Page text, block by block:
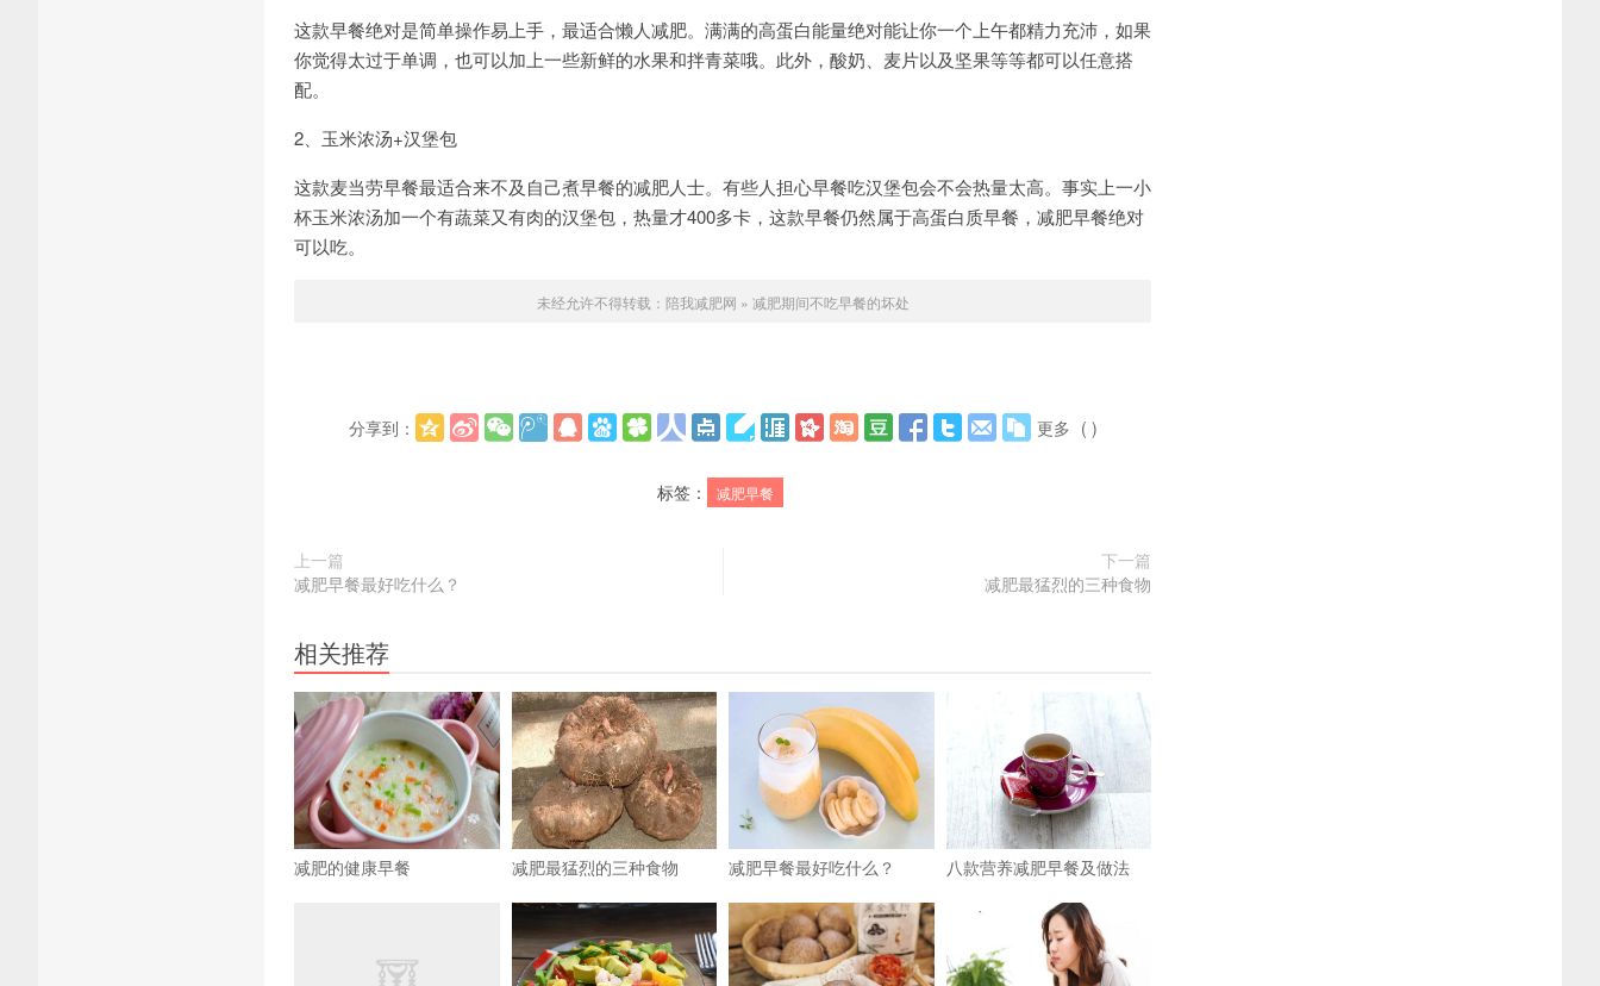
这款早餐绝对是简单操作易上手，最适合懒人减肥。满满的高蛋白能量绝对能让你一个上午都精力充沛，如果
你觉得太过于单调，也可以加上一些新鲜的水果和拌青菜哦。此外，酸奶、麦片以及坚果等等都可以任意搭
配。
2、玉米浓汤+汉堡包
这款麦当劳早餐最适合来不及自己煮早餐的减肥人士。有些人担心早餐吃汉堡包会不会热量太高。事实上一小
杯玉米浓汤加一个有蔬菜又有肉的汉堡包，热量才400多卡，这款早餐仍然属于高蛋白质早餐，减肥早餐绝对
可以吃。
未经允许不得转载： 陪我减肥网 » 减肥期间不吃早餐的坏处
分享到： 更多 ( )
标签： 减肥早餐
上一篇
减肥早餐最好吃什么？
下一篇
减肥最猛烈的三种食物
相关推荐
减肥的健康早餐 减肥最猛烈的三种食物 减肥早餐最好吃什么？ 八款营养减肥早餐及做法